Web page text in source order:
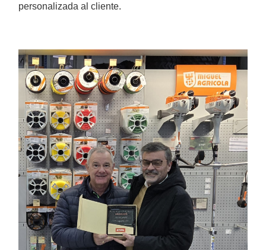
Arados
Arranca patatas
personalizada al cliente.